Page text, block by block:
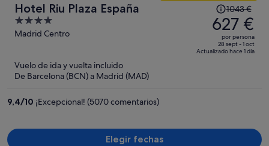
Hotel Riu Plaza España
4
out
5
Madrid Centro
El
precio
era
de
1043 €,
persona
1043 €
627 €
por persona
28 sept - 1 oct
Actualizado hace 1 día
Vuelo de ida y vuelta incluido
De Barcelona (BCN) a Madrid (MAD)
9,4/10 ¡Excepcional! (5070 comentarios)
Elegir fechas